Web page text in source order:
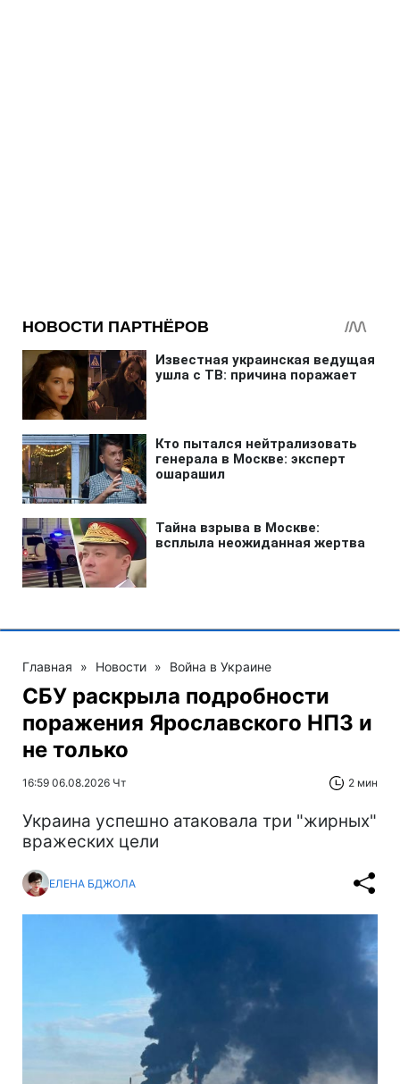
Главная » Новости » Война в Украине
СБУ раскрыла подробности
поражения Ярославского НПЗ и
не только
16:59 06.08.2026 Чт 2 мин
Украина успешно атаковала три "жирных"
вражеских цели
ЕЛЕНА БДЖОЛА